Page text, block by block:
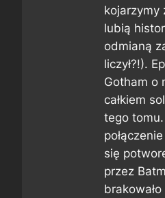
kojarzymy
lubią
odmianą
liczył?!).
Gotham o
całkiem
tego
się
przez